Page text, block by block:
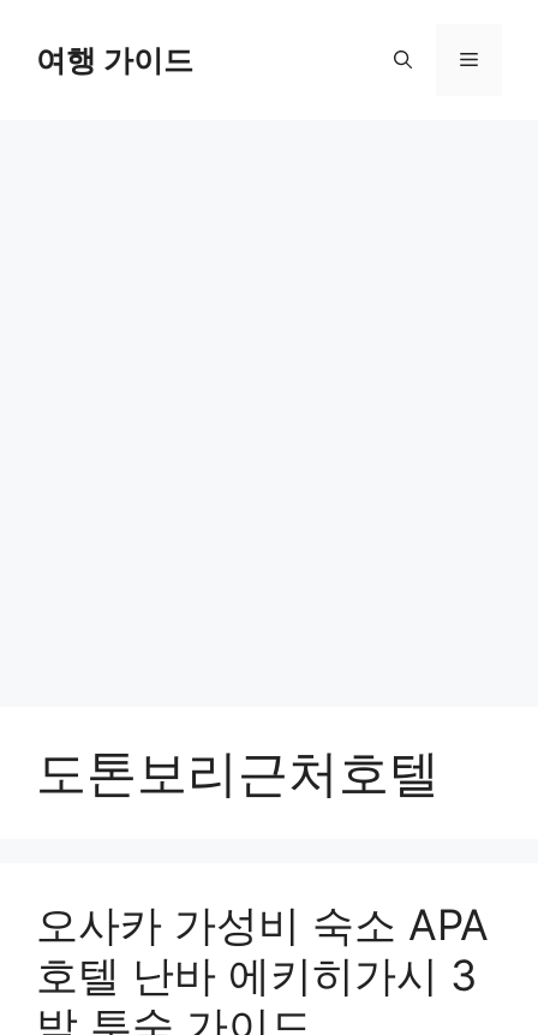
여행 가이드 메
도톤보리근처호텔
오사카 가성비 숙소 APA
호텔 난바 에키히가시 3